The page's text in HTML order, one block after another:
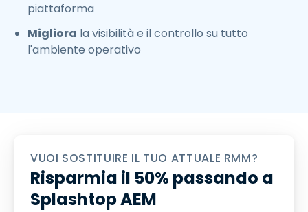
piattaforma
Migliora la visibilità e il controllo su tutto
l'ambiente operativo
VUOI SOSTITUIRE IL TUO ATTUALE RMM?
Risparmia il 50% passando a
Splashtop AEM